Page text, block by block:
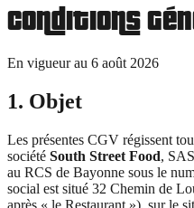
Conditions
En vigueur au 6 août 2026
1. Objet
Les présentes CGV régissent
société South Street Food,
au RCS de Bayonne sous le
social est situé 32 Chemin de
après « le Restaurant »), sur le